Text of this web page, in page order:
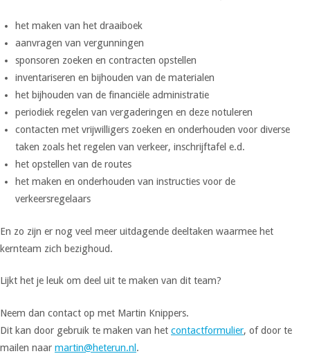
het maken van het draaiboek
aanvragen van vergunningen
sponsoren zoeken en contracten opstellen
inventariseren en bijhouden van de materialen
het bijhouden van de financiële administratie
periodiek regelen van vergaderingen en deze notuleren
contacten met vrijwilligers zoeken en onderhouden voor diverse
taken zoals het regelen van verkeer, inschrijftafel e.d.
het opstellen van de routes
het maken en onderhouden van instructies voor de
verkeersregelaars
En zo zijn er nog veel meer uitdagende deeltaken waarmee het
kernteam zich bezighoud.
Lijkt het je leuk om deel uit te maken van dit team?
Neem dan contact op met Martin Knippers.
Dit kan door gebruik te maken van het contactformulier, of door te
mailen naar martin@heterun.nl .